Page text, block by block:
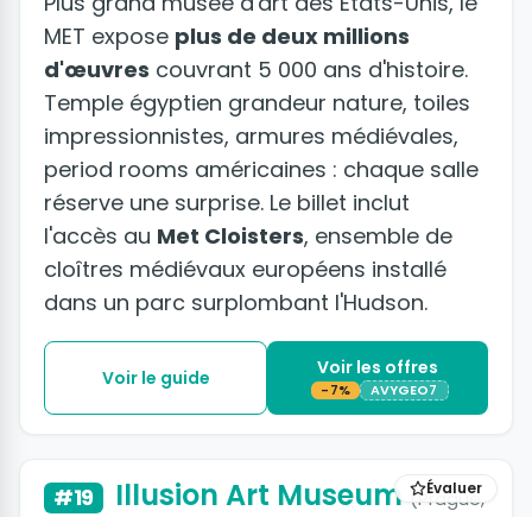
MET expose plus de deux millions
d'œuvres couvrant 5 000 ans d'histoire.
Temple égyptien grandeur nature, toiles
impressionnistes, armures médiévales,
period rooms américaines : chaque salle
réserve une surprise. Le billet inclut
l'accès au Met Cloisters, ensemble de
cloîtres médiévaux européens installé
dans un parc surplombant l'Hudson.
Voir le guide Voir les offres
-7% AVYGEO7
Évaluer
#19 Illusion Art Museum (Prague,